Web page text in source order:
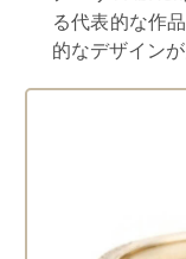
る代表的な作
的なデザイン